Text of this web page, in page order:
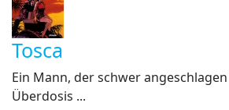
Tosca
Ein Mann, der schwer
Überdosis ...